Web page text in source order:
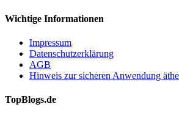
Wichtige Informationen
Impressum
Datenschutzerklärung
AGB
Hinweis zur sicheren Anwendung
TopBlogs.de